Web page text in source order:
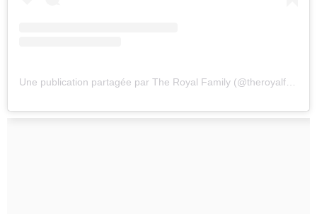
Une publication partagée par The Royal Family (@theroyalfamily)